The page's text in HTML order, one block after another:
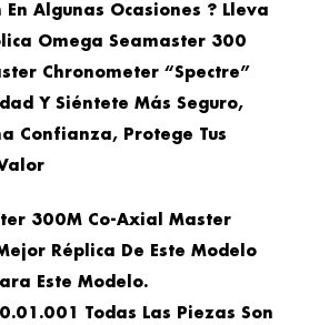
En Algunas Ocasiones ? Lleva
Omega Seamaster 300
Chronometer “spectre”
Y Siéntete Más Seguro,
Confianza, Protege Tus
300M Co-Axial Master
Réplica De Este Modelo
Este Modelo.
Todas Las Piezas Son